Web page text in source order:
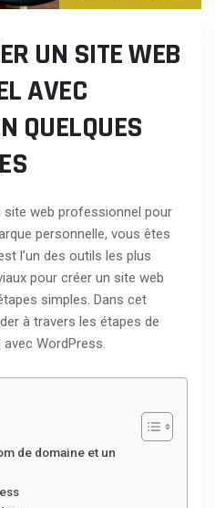
UN SITE WEB
AVEC
QUELQUES
site web professionnel pour
personnelle, vous êtes
l’un des outils les plus
pour créer un site web
simples. Dans cet
à travers les étapes de
WordPress.
de domaine et un